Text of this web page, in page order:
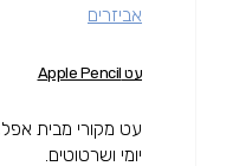
אביזרים
עט Apple Pencil
עט מקורי מבית
יומי ושרטוטים.